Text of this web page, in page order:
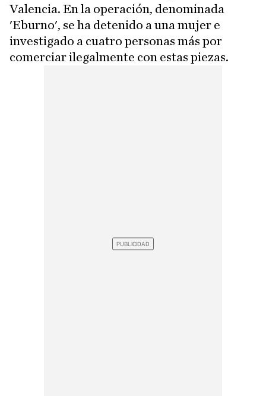
Valencia. En la operación, denominada
'Eburno', se ha detenido a una mujer e
investigado a cuatro personas más por
comerciar ilegalmente con estas piezas.